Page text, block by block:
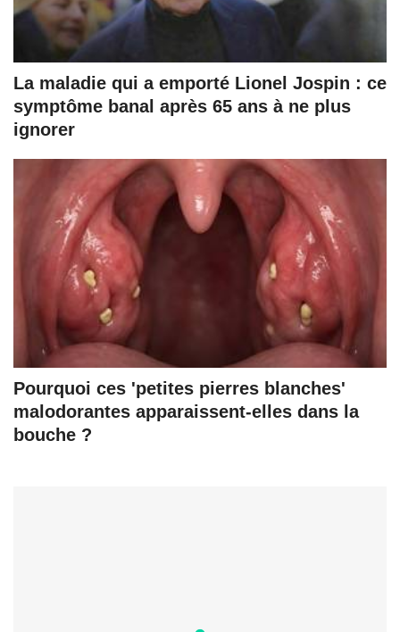
La maladie qui a emporté Lionel Jospin : ce
symptôme banal après 65 ans à ne plus
ignorer
Pourquoi ces 'petites pierres blanches'
malodorantes apparaissent-elles dans la
bouche ?